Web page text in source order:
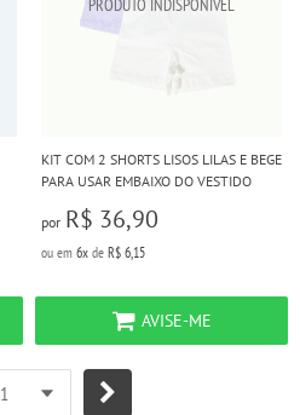
KIT COM 2 SHORTS LISOS LILAS E BEGE
PARA USAR EMBAIXO DO VESTIDO
por R$ 36,90
ou em 6x de R$ 6,15
AVISE-ME